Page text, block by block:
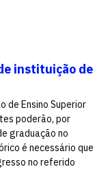
instituição de
de Ensino Superior
poderão, por
graduação no
é necessário que
no referido